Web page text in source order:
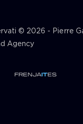
© 2026 - Pierre
Agency
FRENJAITES